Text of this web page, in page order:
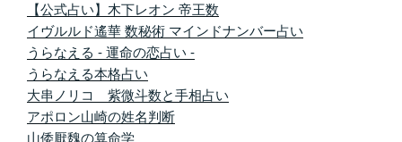
【公式占い】木下レオン 帝王数
イヴルルド遙華 数秘術 マインドナンバー占い
うらなえる - 運命の恋占い -
うらなえる本格占い
大串ノリコ 紫微斗数と手相占い
アポロン山崎の姓名判断
山倭厭魏の算命学